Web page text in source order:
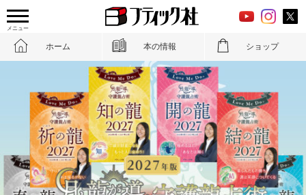
メニュー
ホーム 本の情報 ショップ